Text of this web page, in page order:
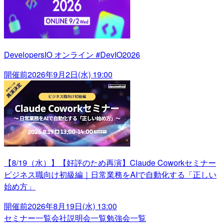
DevelopersIO オンライン #DevIO2026
開催前2026年9月2日(水) 19:00
【8/19（水）】【好評のため再演】Claude Coworkセミナー
ビジネス職向け初級編｜日常業務をAIで自動化する「正しい
始め方」
開催前2026年8月19日(水) 13:00
セミナー一覧会社説明会一覧勉強会一覧